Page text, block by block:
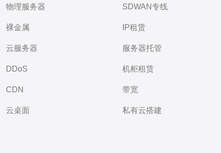
物理服务器
裸金属
云服务器
DDoS
CDN
云桌面
SDWAN专线
IP租赁
服务器托管
机柜租赁
带宽
私有云搭建